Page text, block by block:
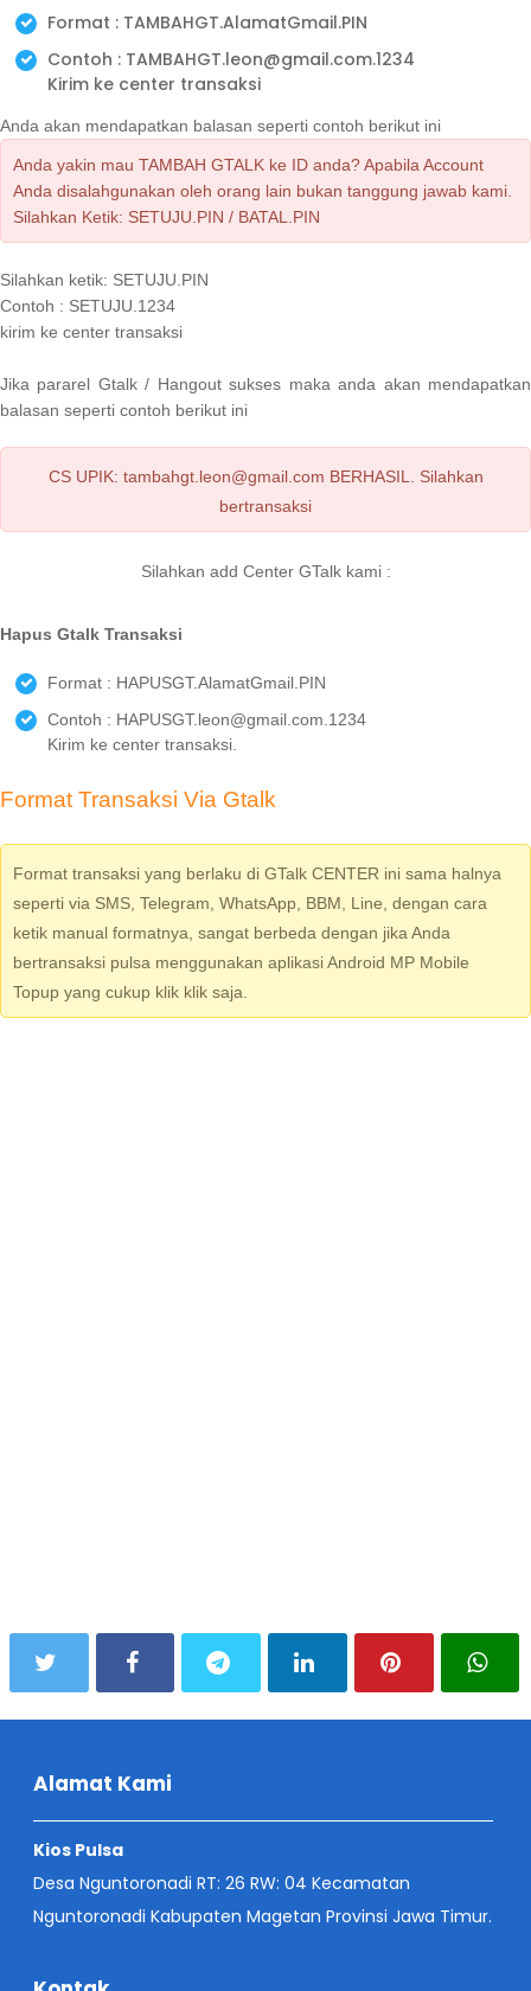
Format : TAMBAHGT.AlamatGmail.PIN
Contoh : TAMBAHGT.leon@gmail.com.1234
Kirim ke center transaksi
Anda akan mendapatkan balasan seperti contoh berikut ini
Anda yakin mau TAMBAH GTALK ke ID anda? Apabila Account
Anda disalahgunakan oleh orang lain bukan tanggung jawab kami.
Silahkan Ketik: SETUJU.PIN / BATAL.PIN
Silahkan ketik: SETUJU.PIN
Contoh : SETUJU.1234
kirim ke center transaksi
Jika pararel Gtalk / Hangout sukses maka anda akan mendapatkan
balasan seperti contoh berikut ini
CS UPIK: tambahgt.leon@gmail.com BERHASIL. Silahkan
bertransaksi
Silahkan add Center GTalk kami :
Hapus Gtalk Transaksi
Format : HAPUSGT.AlamatGmail.PIN
Contoh : HAPUSGT.leon@gmail.com.1234
Kirim ke center transaksi.
Format Transaksi Via Gtalk
Format transaksi yang berlaku di GTalk CENTER ini sama halnya
seperti via SMS, Telegram, WhatsApp, BBM, Line, dengan cara
ketik manual formatnya, sangat berbeda dengan jika Anda
bertransaksi pulsa menggunakan aplikasi Android MP Mobile
Topup yang cukup klik klik saja.
Alamat Kami
Kios Pulsa
Desa Nguntoronadi RT: 26 RW: 04 Kecamatan
Nguntoronadi Kabupaten Magetan Provinsi Jawa Timur.